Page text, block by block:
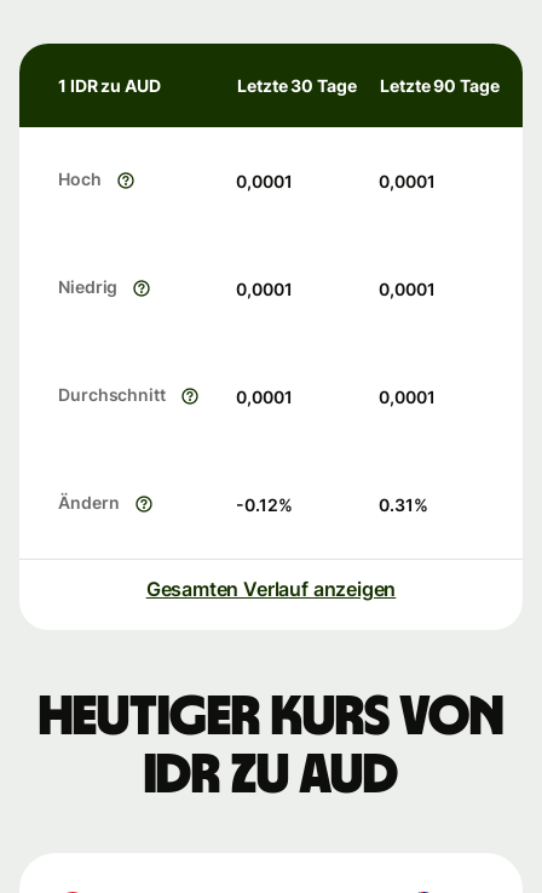
1 IDR zu AUD Letzte 30 Tage Letzte 90 Tage
Hoch 0,0001 0,0001
Niedrig 0,0001 0,0001
Durchschnitt 0,0001 0,0001
Ändern -0.12% 0.31%
Gesamten Verlauf anzeigen
Heutiger Kurs von
IDR zu AUD